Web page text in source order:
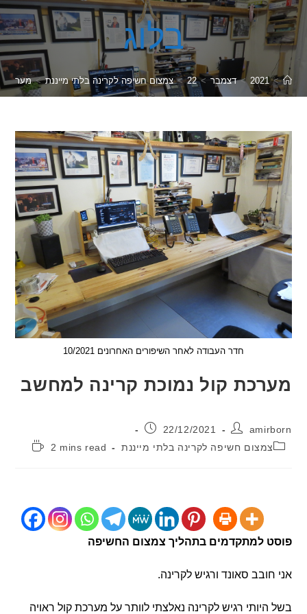
בלוג
2021
> דצמבר >
22
> צמצום חשיפה לקרינה בלתי מייננת > מערכת קול
חדר העבודה לאחר השיפורים האחרונים 10/2021
קול נמוכת קרינה למחשב
פורסם:
22/12/2021
חשיפה לקרינה בלתי מייננת
זמן
2 mins read
למתקדמים בתהליך צמצום החשיפה
סאונד ורגיש לקרינה.
רגיש לקרינה נאלצתי לוותר על מערכת קול ראויה